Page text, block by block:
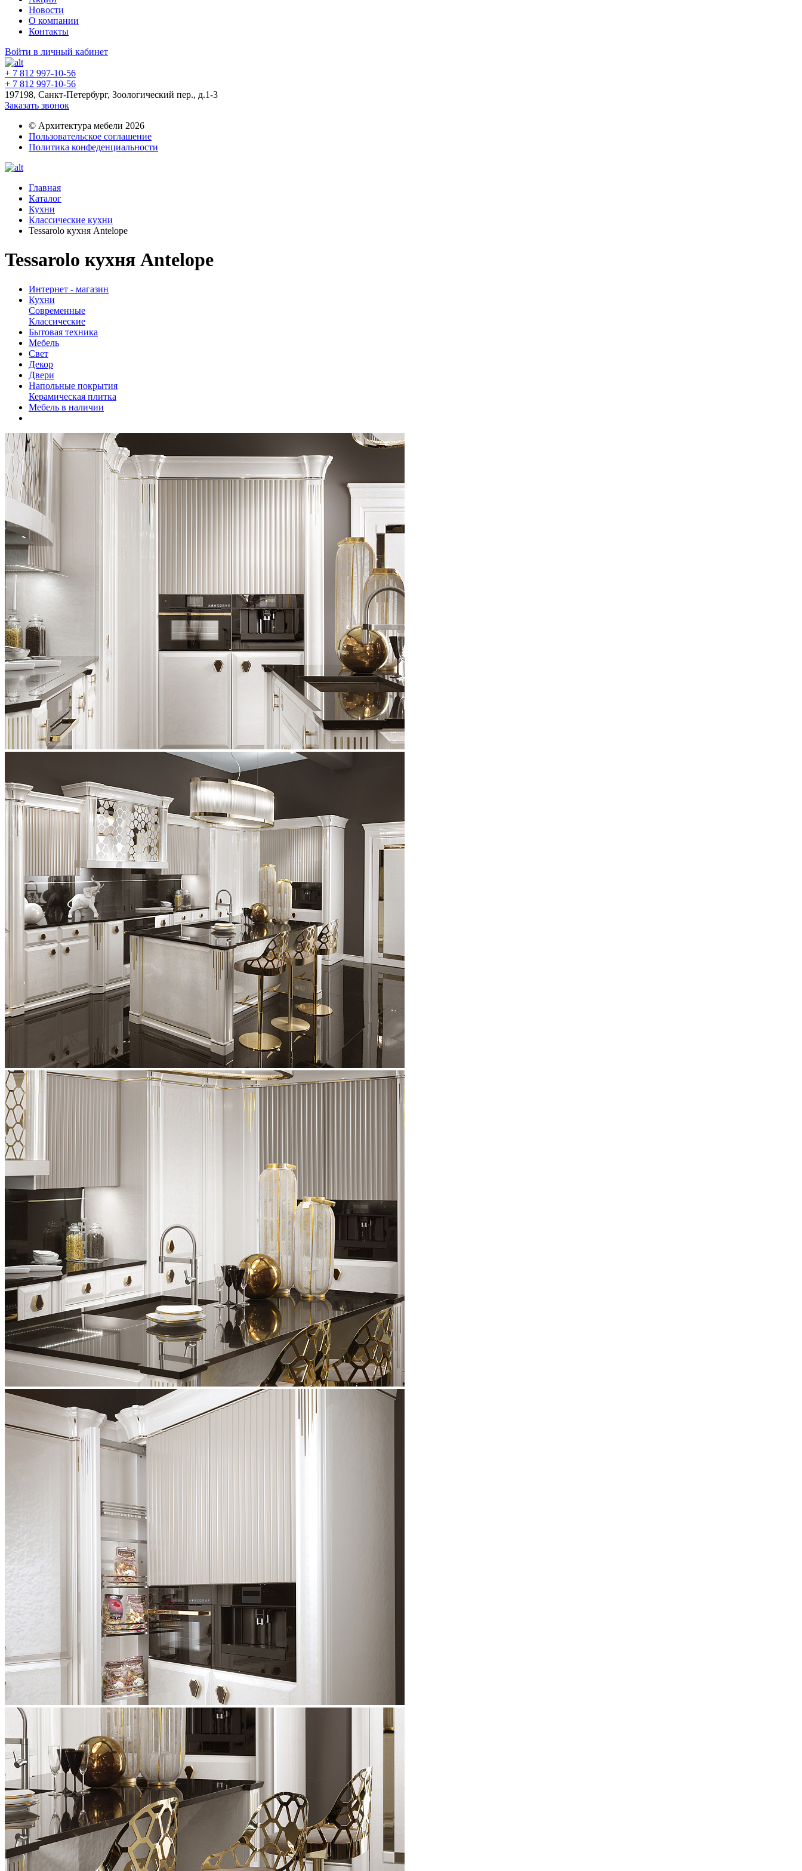
Новости
О компании
Контакты
Войти в личный кабинет
+ 7 812 997-10-56
+ 7 812 997-10-56
197198, Санкт-Петербург, Зоологический пер., д.1-3
Заказать звонок
© Архитектура мебели 2026
Пользовательское соглашение
Политика конфеденциальности
Главная
Каталог
Кухни
Классические кухни
Tessarolo кухня Antelope
Tessarolo кухня Antelope
Интернет - магазин
Кухни
Современные
Классические
Бытовая техника
Мебель
Свет
Декор
Двери
Напольные покрытия
Керамическая плитка
Мебель в наличии